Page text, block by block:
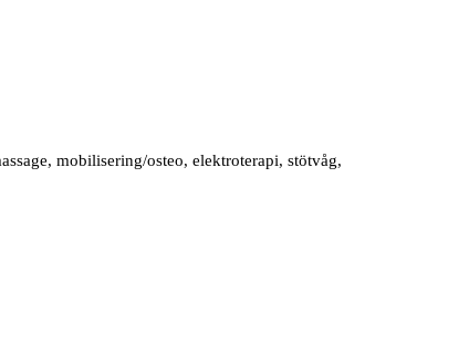
mobilisering/osteo, elektroterapi, stötvåg,